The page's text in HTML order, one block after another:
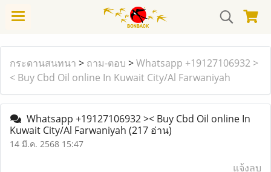
กระดานสนทนา > ถาม-ตอบ >Whatsapp +19127106932 >
< Buy Cbd Oil online In Kuwait City/Al Farwaniyah
Whatsapp +19127106932 >< Buy Cbd Oil online In
Kuwait City/Al Farwaniyah (217 อ่าน)
14 มี.ค. 2568 15:47
แจ้งลบ